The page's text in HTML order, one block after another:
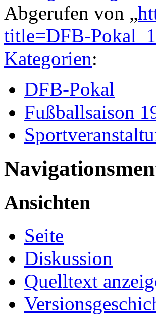
Abgerufen von „
title=DFB-
Kategorien:
DFB-Pokal
Fußballsaison
Ansichten
Seite
Diskussion
Quelltext